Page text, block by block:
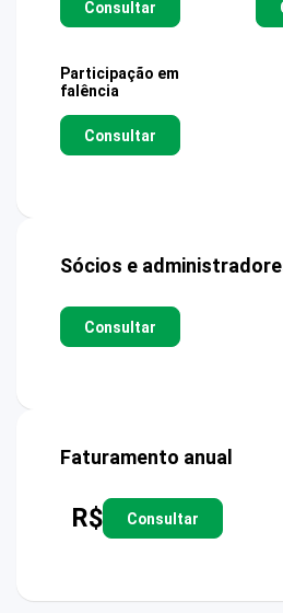
Consultar
Participação em
falência
Consultar
Sócios e
Consultar
Faturamento anual
R$ Consultar